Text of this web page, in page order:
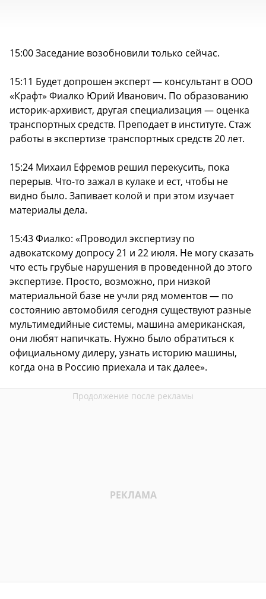
15:00 Заседание возобновили только сейчас.
15:11 Будет допрошен эксперт — консультант в ООО
«Крафт» Фиалко Юрий Иванович. По образованию
историк-архивист, другая специализация — оценка
транспортных средств. Преподает в институте. Стаж
работы в экспертизе транспортных средств 20 лет.
15:24 Михаил Ефремов решил перекусить, пока
перерыв. Что-то зажал в кулаке и ест, чтобы не
видно было. Запивает колой и при этом изучает
материалы дела.
15:43 Фиалко: «Проводил экспертизу по
адвокатскому допросу 21 и 22 июля. Не могу сказать
что есть грубые нарушения в проведенной до этого
экспертизе. Просто, возможно, при низкой
материальной базе не учли ряд моментов — по
состоянию автомобиля сегодня существуют разные
мультимедийные системы, машина американская,
они любят напичкать. Нужно было обратиться к
официальному дилеру, узнать историю машины,
когда она в Россию приехала и так далее».